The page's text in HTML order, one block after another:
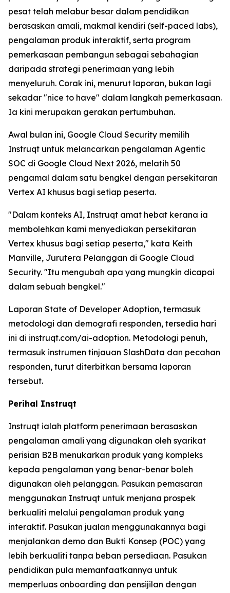
pesat telah melabur besar dalam pendidikan
berasaskan amali, makmal kendiri (self-paced labs),
pengalaman produk interaktif, serta program
pemerkasaan pembangun sebagai sebahagian
daripada strategi penerimaan yang lebih
menyeluruh. Corak ini, menurut laporan, bukan lagi
sekadar "nice to have" dalam langkah pemerkasaan.
Ia kini merupakan gerakan pertumbuhan.
Awal bulan ini, Google Cloud Security memilih
Instruqt untuk melancarkan pengalaman Agentic
SOC di Google Cloud Next 2026, melatih 50
pengamal dalam satu bengkel dengan persekitaran
Vertex AI khusus bagi setiap peserta.
"Dalam konteks AI, Instruqt amat hebat kerana ia
membolehkan kami menyediakan persekitaran
Vertex khusus bagi setiap peserta," kata Keith
Manville, Jurutera Pelanggan di Google Cloud
Security. "Itu mengubah apa yang mungkin dicapai
dalam sebuah bengkel."
Laporan State of Developer Adoption, termasuk
metodologi dan demografi responden, tersedia hari
ini di instruqt.com/ai-adoption. Metodologi penuh,
termasuk instrumen tinjauan SlashData dan pecahan
responden, turut diterbitkan bersama laporan
tersebut.
Perihal Instruqt
Instruqt ialah platform penerimaan berasaskan
pengalaman amali yang digunakan oleh syarikat
perisian B2B menukarkan produk yang kompleks
kepada pengalaman yang benar-benar boleh
digunakan oleh pelanggan. Pasukan pemasaran
menggunakan Instruqt untuk menjana prospek
berkualiti melalui pengalaman produk yang
interaktif. Pasukan jualan menggunakannya bagi
menjalankan demo dan Bukti Konsep (POC) yang
lebih berkualiti tanpa beban persediaan. Pasukan
pendidikan pula memanfaatkannya untuk
memperluas onboarding dan pensijilan dengan